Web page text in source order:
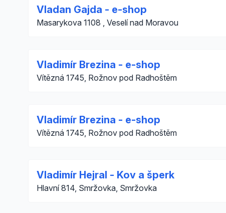
Vladan Gajda - e-shop
Masarykova 1108 , Veselí nad Moravou
Vladimír Brezina - e-shop
Vítězná 1745, Rožnov pod Radhoštěm
Vladimír Brezina - e-shop
Vítězná 1745, Rožnov pod Radhoštěm
Vladimír Hejral - Kov a šperk
Hlavní 814, Smržovka, Smržovka